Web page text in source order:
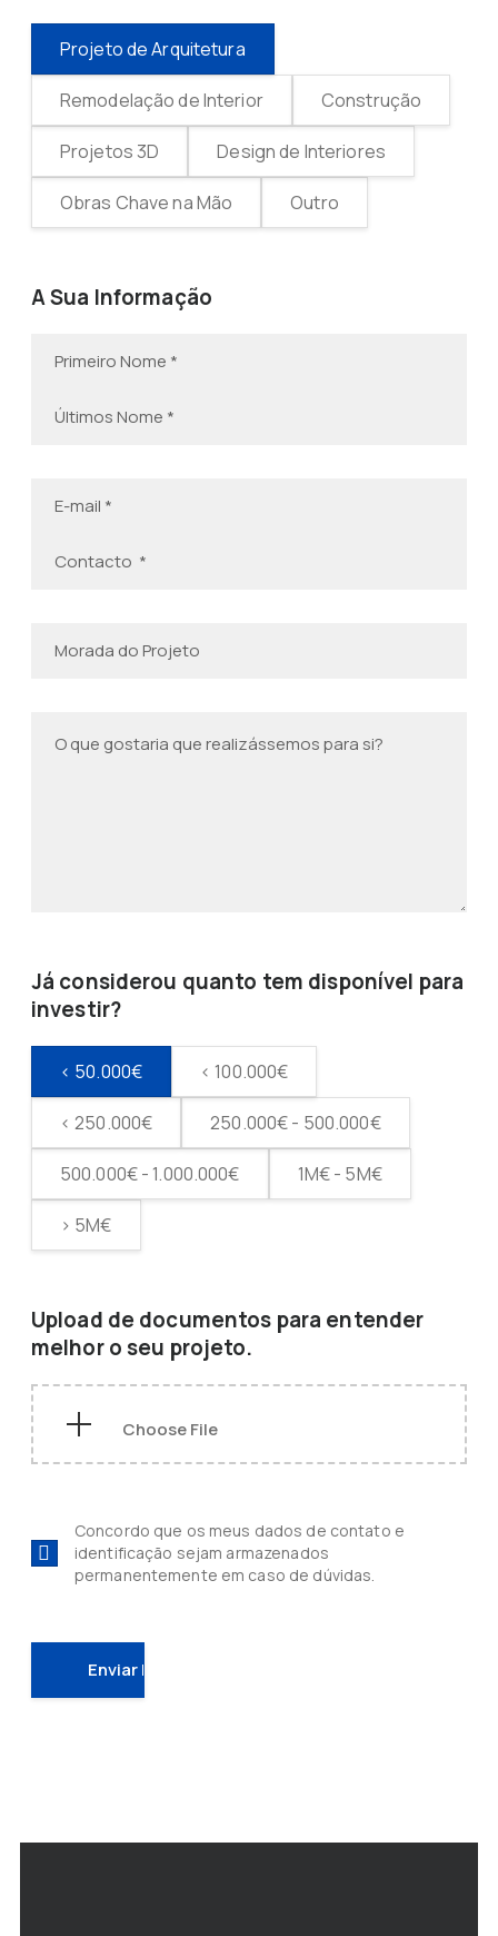
Projeto de Arquitetura
Remodelação de Interior Construção
Projetos 3D Design de Interiores
Obras Chave na Mão Outro
A Sua Informação
Já considerou quanto tem disponível para
investir?
< 50.000€ < 100.000€
< 250.000€ 250.000€ - 500.000€
500.000€ - 1.000.000€ 1M€ - 5M€
> 5M€
Upload de documentos para entender
melhor o seu projeto.
Concordo que os meus dados de contato e
identificação sejam armazenados
permanentemente em caso de dúvidas.